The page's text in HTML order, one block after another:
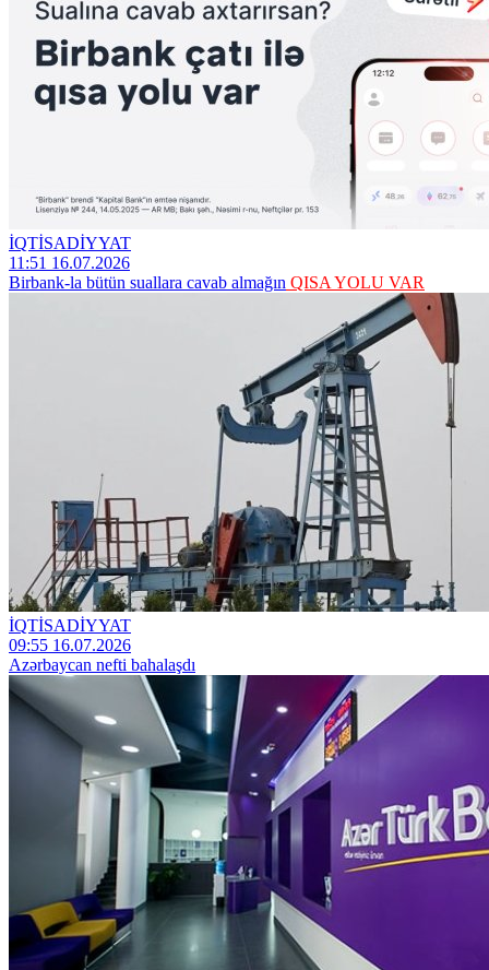
İQTİSADİYYAT
11:51 16.07.2026
Birbank-la bütün suallara cavab almağın QISA YOLU VAR
İQTİSADİYYAT
09:55 16.07.2026
Azərbaycan nefti bahalaşdı